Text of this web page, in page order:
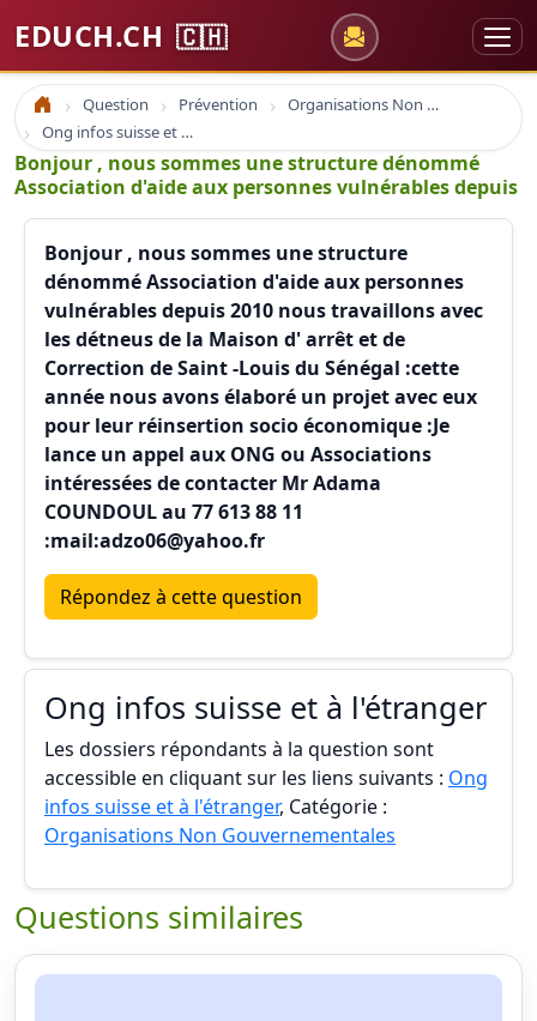
EDUCH.CH 🇨🇭
Accueil Question Prévention
Organisations Non Gouvernementales
Ong infos suisse et à l'étranger
Bonjour , nous sommes une structure dénommé
Association d'aide aux personnes vulnérables depuis
Bonjour , nous sommes une structure
dénommé Association d'aide aux personnes
vulnérables depuis 2010 nous travaillons avec
les détneus de la Maison d' arrêt et de
Correction de Saint -Louis du Sénégal :cette
année nous avons élaboré un projet avec eux
pour leur réinsertion socio économique :Je
lance un appel aux ONG ou Associations
intéressées de contacter Mr Adama
COUNDOUL au 77 613 88 11
:mail:adzo06@yahoo.fr
Répondez à cette question
Ong infos suisse et à l'étranger
Les dossiers répondants à la question sont
accessible en cliquant sur les liens suivants : Ong
infos suisse et à l'étranger, Catégorie :
Organisations Non Gouvernementales
Questions similaires